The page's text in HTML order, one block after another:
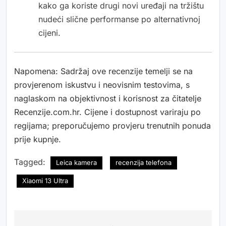
kako ga koriste drugi novi uređaji na tržištu
nudeći slične performanse po alternativnoj
cijeni.
Napomena: Sadržaj ove recenzije temelji se na
provjerenom iskustvu i neovisnim testovima, s
naglaskom na objektivnost i korisnost za čitatelje
Recenzije.com.hr. Cijene i dostupnost variraju po
regijama; preporučujemo provjeru trenutnih ponuda
prije kupnje.
Tagged: Leica kamera recenzija telefona
Xiaomi 13 Ultra